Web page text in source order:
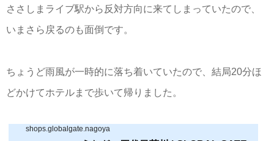
ささしまライブ駅から反対方向に来てしまっていたので、
いまさら戻るのも面倒です。
ちょうど雨風が一時的に落ち着いていたので、結局20分ほ
どかけてホテルまで歩いて帰りました。
shops.globalgate.nagoya